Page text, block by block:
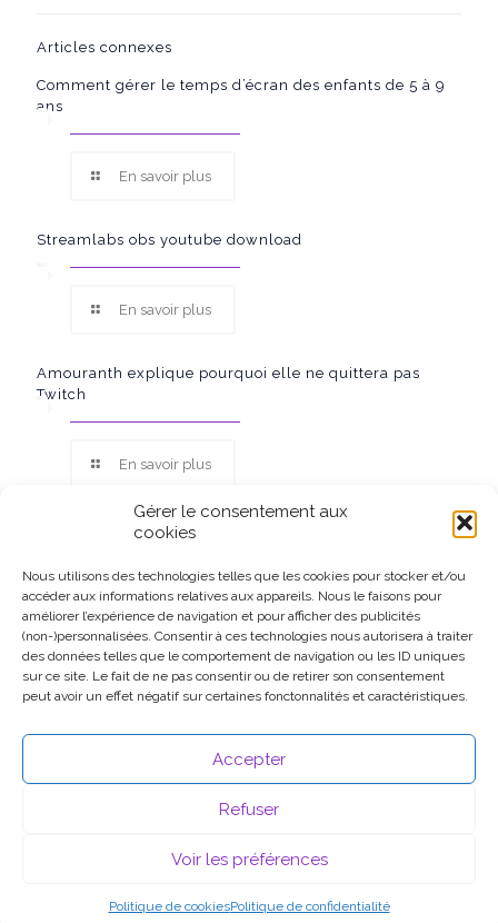
Gérer le consentement aux
cookies
Nous utilisons des technologies telles que les cookies pour stocker et/ou
accéder aux informations relatives aux appareils. Nous le faisons pour
améliorer l’expérience de navigation et pour afficher des publicités
(non-)personnalisées. Consentir à ces technologies nous autorisera à traiter
des données telles que le comportement de navigation ou les ID uniques
sur ce site. Le fait de ne pas consentir ou de retirer son consentement
peut avoir un effet négatif sur certaines fonctonnalités et caractéristiques.
Accepter
Refuser
Voir les préférences
Politique de cookiesPolitique de confidentialité
Articles connexes
Comment gérer le temps d’écran des enfants de 5 à 9
ans
En savoir plus
Streamlabs obs youtube download
En savoir plus
Amouranth explique pourquoi elle ne quittera pas
Twitch
En savoir plus
Ce site participe au Programme Partenaires d’Amazon EU, un
programme d’affiliation conçu pour permettre à des sites de
percevoir une rémunération grâce à la création de liens vers
Amazon.fr.